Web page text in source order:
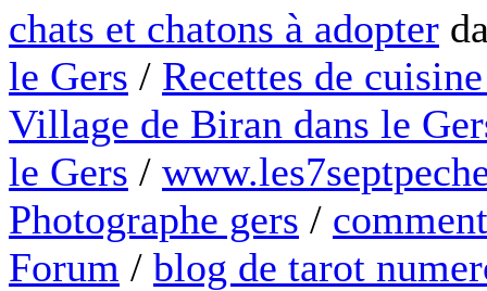
chats et chatons à adopter
le Gers / Recettes de
Village de Biran dans le
le Gers /
Photographe gers /
Forum / blog de tarot